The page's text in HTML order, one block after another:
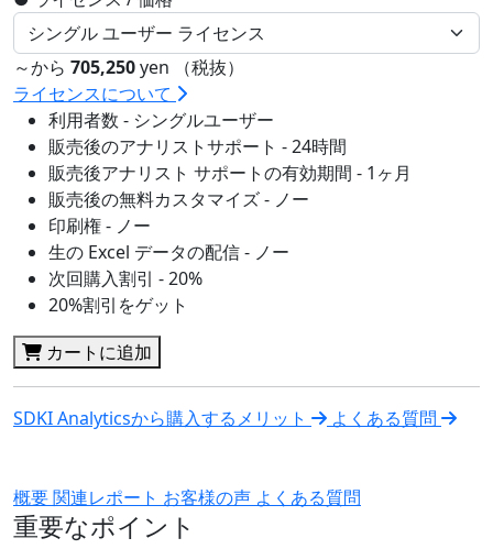
～から 705,250yen （税抜）
ライセンスについて
利用者数 - シングルユーザー
販売後のアナリストサポート - 24時間
販売後アナリスト サポートの有効期間 - 1ヶ月
販売後の無料カスタマイズ - ノー
印刷権 - ノー
生の Excel データの配信 - ノー
次回購入割引 - 20%
20%割引をゲット
カートに追加
SDKI Analyticsから購入するメリット よくある質問
概要関連レポート お客様の声 よくある質問
重要なポイント